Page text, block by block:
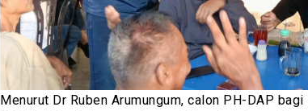
Menurut Dr Ruben Arumungum, calon PH-DAP